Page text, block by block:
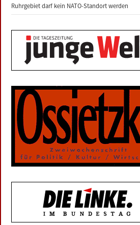
Ruhrgebiet darf kein NATO-Standort werden